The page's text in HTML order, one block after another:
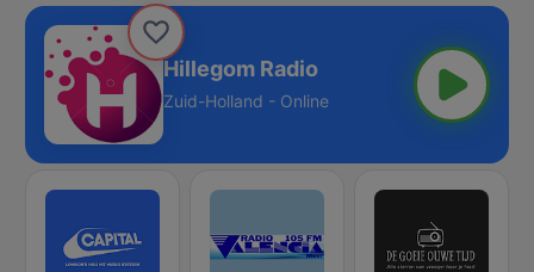
Hillegom Radio
Zuid-Holland - Online